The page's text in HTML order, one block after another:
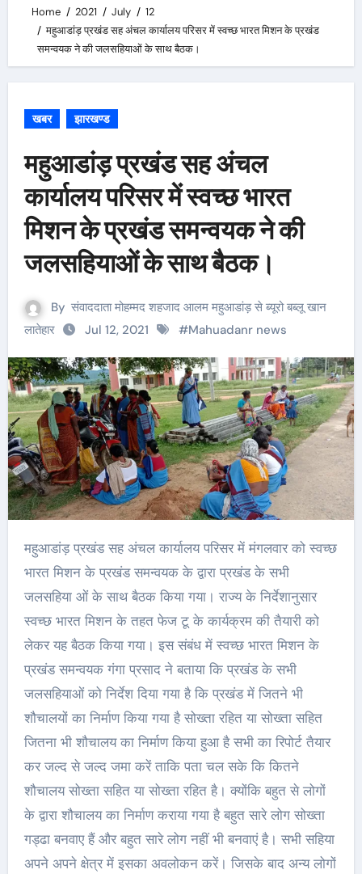
Home 2021 July
12
महुआडांड़ प्रखंड सह अंचल कार्यालय परिसर में स्वच्छ भारत मिशन के प्रखंड
समन्वयक ने की जलसहियाओं के साथ बैठक।
खबर झारखण्ड
महुआडांड़ प्रखंड सह अंचल
कार्यालय परिसर में स्वच्छ भारत
मिशन के प्रखंड समन्वयक ने की
जलसहियाओं के साथ बैठक।
By संवाददाता मोहम्मद शहजाद आलम महुआडांड़ से ब्यूरो बब्लू खान
लातेहार
Jul 12, 2021 #Mahuadanr news
महुआडांड़ प्रखंड सह अंचल कार्यालय परिसर में मंगलवार को स्वच्छ
भारत मिशन के प्रखंड समन्वयक के द्वारा प्रखंड के सभी
जलसहिया ओं के साथ बैठक किया गया। राज्य के निर्देशानुसार
स्वच्छ भारत मिशन के तहत फेज टू के कार्यक्रम की तैयारी को
लेकर यह बैठक किया गया। इस संबंध में स्वच्छ भारत मिशन के
प्रखंड समन्वयक गंगा प्रसाद ने बताया कि प्रखंड के सभी
जलसहियाओं को निर्देश दिया गया है कि प्रखंड में जितने भी
शौचालयों का निर्माण किया गया है सोख्ता रहित या सोख्ता सहित
जितना भी शौचालय का निर्माण किया हुआ है सभी का रिपोर्ट तैयार
कर जल्द से जल्द जमा करें ताकि पता चल सके कि कितने
शौचालय सोख्ता सहित या सोख्ता रहित है। क्योंकि बहुत से लोगों
के द्वारा शौचालय का निर्माण कराया गया है बहुत सारे लोग सोख्ता
गड्ढा बनवाए हैं और बहुत सारे लोग नहीं भी बनवाएं है। सभी सहिया
अपने अपने क्षेत्र में इसका अवलोकन करें। जिसके बाद अन्य लोगों